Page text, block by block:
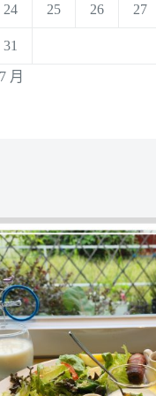
24 25 26 27
31
月